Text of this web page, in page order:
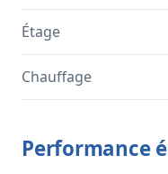
Étage
Chauffage
Performance